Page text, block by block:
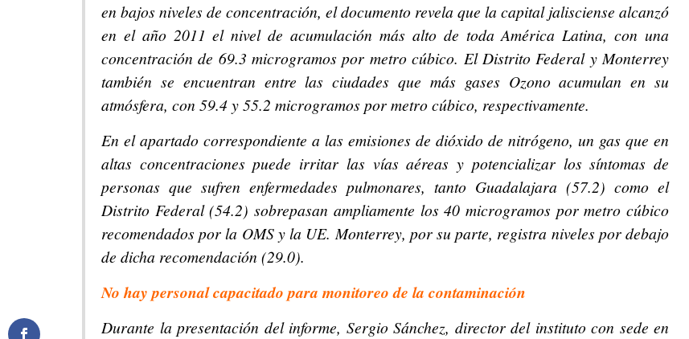
en bajos niveles de concentración, el documento revela que la capital jalisciense alcanzó
en el año 2011 el nivel de acumulación más alto de toda América Latina, con una
concentración de 69.3 microgramos por metro cúbico. El Distrito Federal y Monterrey
también se encuentran entre las ciudades que más gases Ozono acumulan en su
atmósfera, con 59.4 y 55.2 microgramos por metro cúbico, respectivamente.
En el apartado correspondiente a las emisiones de dióxido de nitrógeno, un gas que en
altas concentraciones puede irritar las vías aéreas y potencializar los síntomas de
personas que sufren enfermedades pulmonares, tanto Guadalajara (57.2) como el
Distrito Federal (54.2) sobrepasan ampliamente los 40 microgramos por metro cúbico
recomendados por la OMS y la UE. Monterrey, por su parte, registra niveles por debajo
de dicha recomendación (29.0).
No hay personal capacitado para monitoreo de la contaminación
Durante la presentación del informe, Sergio Sánchez, director del instituto con sede en